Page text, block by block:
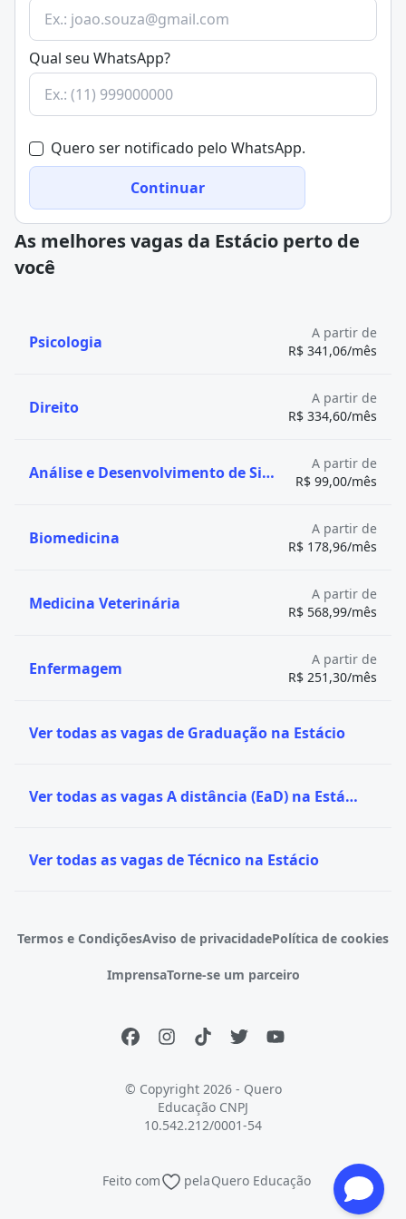
Supervisionar transações imobiliárias;
Avaliar e emitir parecer técnico em sua área de
formação.
Qual seu WhatsApp?
Quero ser notificado pelo WhatsApp.
Continuar
As melhores vagas da Estácio perto de
você
Psicologia
A partir de
R$ 341,06/mês
Direito
A partir de
R$ 334,60/mês
Análise e Desenvolvimento de Sistemas
A partir de
R$ 99,00/mês
Biomedicina
A partir de
R$ 178,96/mês
Medicina Veterinária
A partir de
R$ 568,99/mês
Enfermagem
A partir de
R$ 251,30/mês
Ver todas as vagas de Graduação na Estácio
Ver todas as vagas A distância (EaD) na Estácio
Ver todas as vagas de Técnico na Estácio
Termos e CondiçõesAviso de privacidadePolítica de cookies
ImprensaTorne-se um parceiro
© Copyright 2026 - Quero
Educação CNPJ
10.542.212/0001-54
Feito com pelaQuero Educação